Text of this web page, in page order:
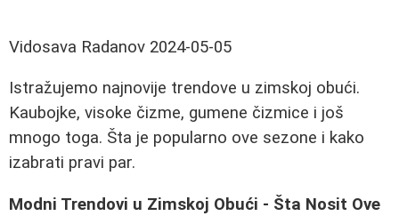
Vidosava Radanov 2024-05-05
Istražujemo najnovije trendove u zimskoj obući.
Kaubojke, visoke čizme, gumene čizmice i još
mnogo toga. Šta je popularno ove sezone i kako
izabrati pravi par.
Modni Trendovi u Zimskoj Obući - Šta Nosit Ove